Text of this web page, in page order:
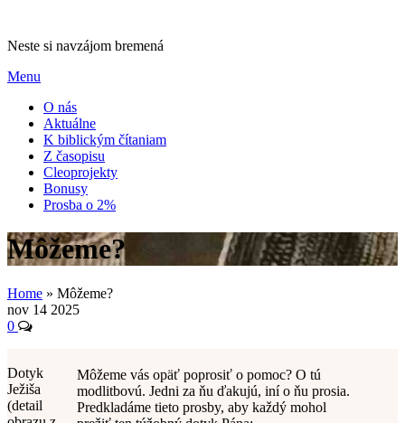
obsah
Neste si navzájom bremená
Menu
O nás
Aktuálne
K biblickým čítaniam
Z časopisu
Cleoprojekty
Bonusy
Prosba o 2%
Môžeme?
Home » Môžeme?
nov 14 2025
0
Dotyk
Ježiša
(detail
Môžeme vás opäť poprosiť o pomoc? O tú
modlitbovú. Jedni za ňu ďakujú, iní o ňu prosia.
Predkladáme tieto prosby, aby každý mohol